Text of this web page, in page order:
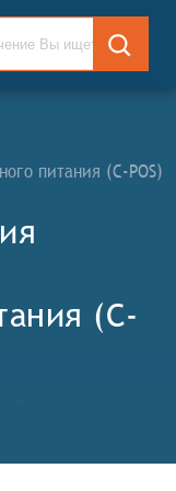
питания (C-POS)
(C-
of Sale